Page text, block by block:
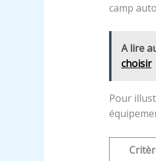
camp
A lire
choisir
Pour